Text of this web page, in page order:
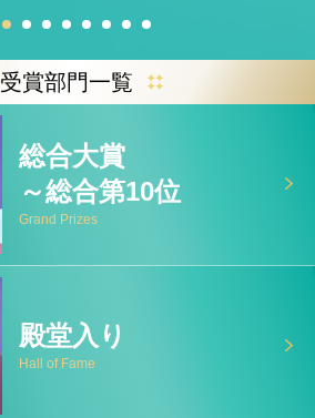
受賞部門一覧
総合大賞
～総合第10位
Grand Prizes
殿堂入り
Hall of Fame